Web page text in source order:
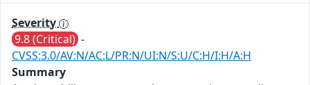
Severity
9.8 (Critical) -
CVSS:3.0/AV:N/AC:L/PR:N/UI:N/S:U/C:H/I:H/A:H
Summary